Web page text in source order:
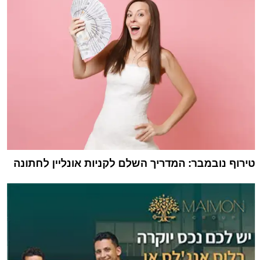
טירוף נובמבר: המדריך השלם לקניות אונליין לחתונה